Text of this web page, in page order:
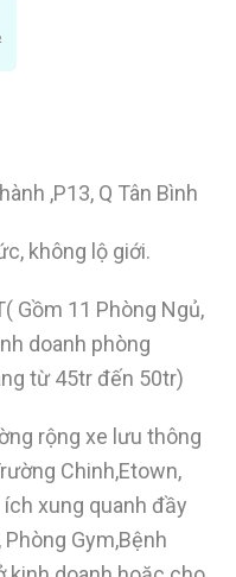
,P13, Q Tân Bình
không lộ giới.
Gồm 11 Phòng Ngủ,
doanh phòng
từ 45tr đến 50tr)
rộng xe lưu thông
Chinh,Etown,
xung quanh đầy
Phòng Gym,Bệnh